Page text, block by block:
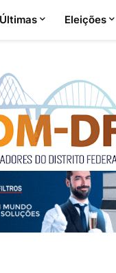
Últimas Eleições